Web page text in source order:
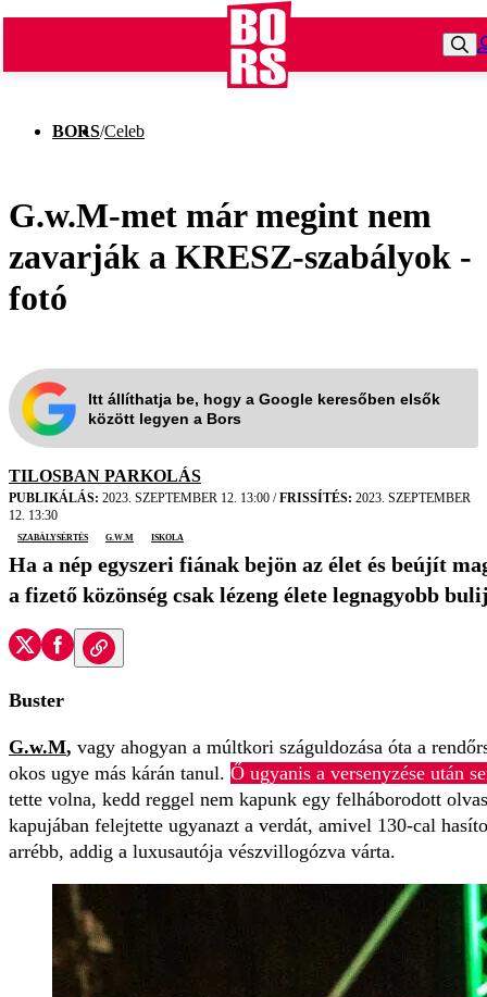
BORS/Celeb
G.w.M-met már megint nem
zavarják a KRESZ-szabályok -
fotó
Itt állíthatja be, hogy a Google keresőben elsők
között legyen a Bors
TILOSBAN PARKOLÁS
PUBLIKÁLÁS: 2023. SZEPTEMBER 12. 13:00 /FRISSÍTÉS: 2023. SZEPTEMBER
12. 13:30
szabálysértés
G.w.M iskola
Ha a nép egyszeri fiának bejön az élet és beújít
a fizető közönség csak lézeng élete legnagyobb
Buster
G.w.M, vagy ahogyan a múltkori száguldozása óta a
okos ugye más kárán tanul. Ő ugyanis a versenyzése után
tette volna, kedd reggel nem kapunk egy felháborodott
kapujában felejtette ugyanazt a verdát, amivel 130-cal
arrébb, addig a luxusautója vészvillogózva várta.